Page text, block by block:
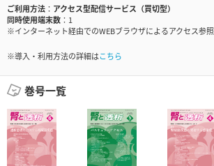
ご利用方法
アクセス型配信サービス（買切型）
同時使用端末数
1
※インターネット経由でのWEBブラウザによるアクセス参照
※導入・利用方法の詳細はこちら
巻号一覧